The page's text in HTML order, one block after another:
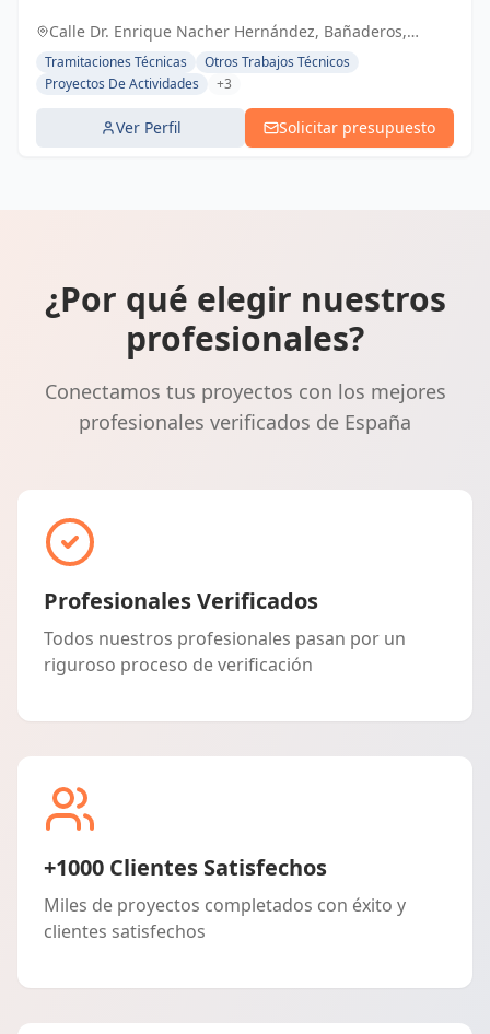
el trato humano y directo con el cliente.
Calle Dr. Enrique Nacher Hernández, Bañaderos,
España, España
Tramitaciones Técnicas
Otros Trabajos Técnicos
Proyectos De Actividades
+3
Ver Perfil Solicitar presupuesto
¿Por qué elegir nuestros
profesionales?
Conectamos tus proyectos con los mejores
profesionales verificados de España
Profesionales Verificados
Todos nuestros profesionales pasan por un
riguroso proceso de verificación
+1000 Clientes Satisfechos
Miles de proyectos completados con éxito y
clientes satisfechos